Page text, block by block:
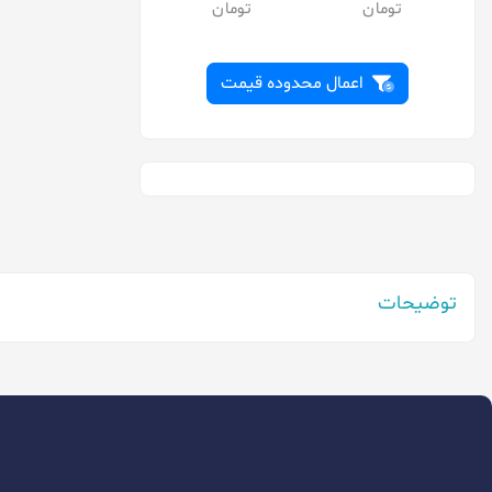
توشیبا
دیاموند
روندا
اعمال محدوده قیمت
توضیحات